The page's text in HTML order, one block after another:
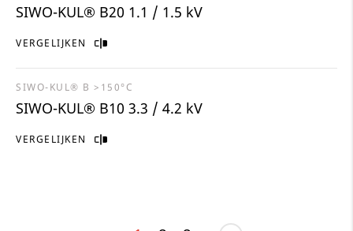
VERGELIJKEN
SIWO-KUL® B20 1.1 / 1.5 kV
VERGELIJKEN
SIWO-KUL® B >150°C
SIWO-KUL® B10 3.3 / 4.2 kV